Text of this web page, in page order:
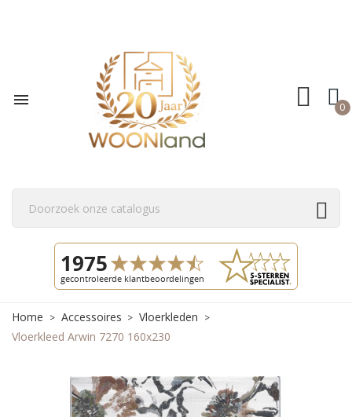
 0
Home Accessoires
Vloerkleden
Vloerkleed Arwin 7270 160x230